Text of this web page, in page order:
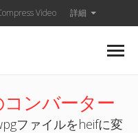
Video 詳細
コンバーター
ファイルをheifに変